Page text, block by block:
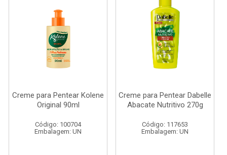
Creme para Pentear Kolene
Original 90ml
Código: 100704
Embalagem: UN
Creme para Pentear Dabelle
Abacate Nutritivo 270g
Código: 117653
Embalagem: UN